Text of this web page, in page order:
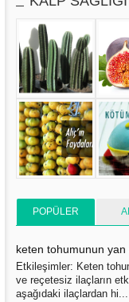
POPÜLER
keten tohumunun
Etkileşimler: Keten
ve reçetesiz ilaçların
aşağıdaki ilaçlardan hi...